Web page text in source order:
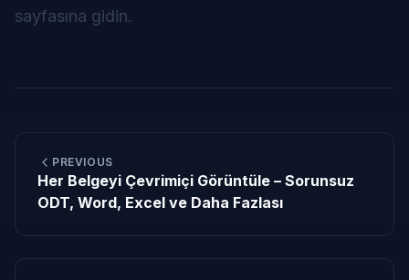
sayfasına gidin.
PREVIOUS
Her Belgeyi Çevrimiçi Görüntüle – Sorunsuz
ODT, Word, Excel ve Daha Fazlası